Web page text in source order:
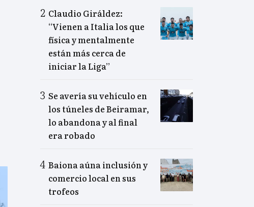
Claudio Giráldez:
“Vienen a Italia los que
física y mentalmente
están más cerca de
iniciar la Liga”
Se avería su vehículo en
los túneles de Beiramar,
lo abandona y al final
era robado
Baiona aúna inclusión y
comercio local en sus
trofeos